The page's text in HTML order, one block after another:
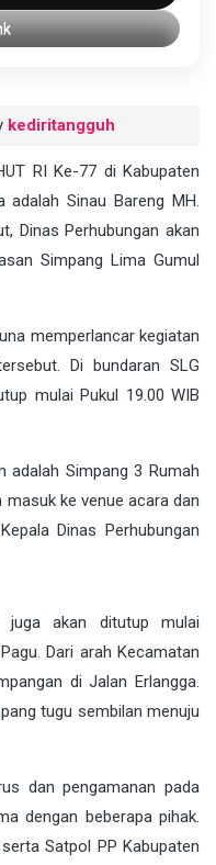
kediritangguh
RI Ke-77 di Kabupaten
adalah Sinau Bareng MH.
Dinas Perhubungan akan
Simpang Lima Gumul
memperlancar kegiatan
Di bundaran SLG
mulai Pukul 19.00 WIB
adalah Simpang 3 Rumah
ke venue acara dan
Dinas Perhubungan
akan ditutup mulai
Dari arah Kecamatan
di Jalan Erlangga.
tugu sembilan menuju
dan pengamanan pada
dengan beberapa pihak.
Satpol PP Kabupaten